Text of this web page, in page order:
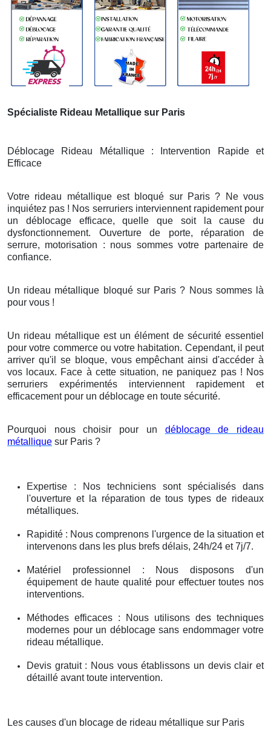
Spécialiste Rideau Metallique sur Paris
Déblocage Rideau Métallique : Intervention Rapide et
Efficace
Votre rideau métallique est bloqué sur Paris ? Ne vous
inquiétez pas ! Nos serruriers interviennent rapidement pour
un déblocage efficace, quelle que soit la cause du
dysfonctionnement. Ouverture de porte, réparation de
serrure, motorisation : nous sommes votre partenaire de
confiance.
Un rideau métallique bloqué sur Paris ? Nous sommes là
pour vous !
Un rideau métallique est un élément de sécurité essentiel
pour votre commerce ou votre habitation. Cependant, il peut
arriver qu'il se bloque, vous empêchant ainsi d'accéder à
vos locaux. Face à cette situation, ne paniquez pas ! Nos
serruriers expérimentés interviennent rapidement et
efficacement pour un déblocage en toute sécurité.
Pourquoi nous choisir pour un déblocage de rideau
métallique sur Paris ?
Expertise : Nos techniciens sont spécialisés dans
l'ouverture et la réparation de tous types de rideaux
métalliques.
Rapidité : Nous comprenons l'urgence de la situation et
intervenons dans les plus brefs délais, 24h/24 et 7j/7.
Matériel professionnel : Nous disposons d'un
équipement de haute qualité pour effectuer toutes nos
interventions.
Méthodes efficaces : Nous utilisons des techniques
modernes pour un déblocage sans endommager votre
rideau métallique.
Devis gratuit : Nous vous établissons un devis clair et
détaillé avant toute intervention.
Les causes d'un blocage de rideau métallique sur Paris